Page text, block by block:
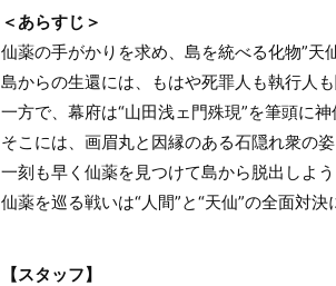
＜あらすじ＞
仙薬の手がかりを求め、島を統べる化物”天
島からの生還には、もはや死罪人も執行人
一方で、幕府は“山田浅ェ門殊現”を筆頭に
そこには、画眉丸と因縁のある石隠れ衆の姿
一刻も早く仙薬を見つけて島から脱出しよ
仙薬を巡る戦いは“人間”と“天仙”の全面対
【スタッフ】